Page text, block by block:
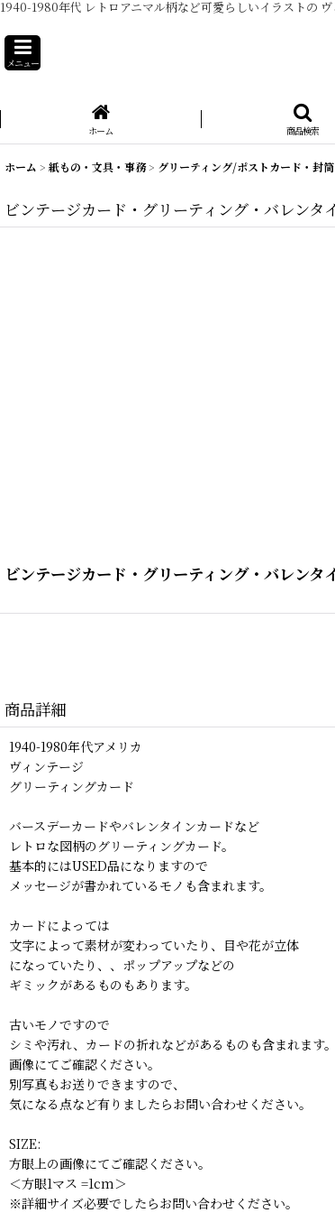
1940-1980年代 レトロアニマル柄など可愛らしいイラストの
メニュー
ホーム 商品検索
ホーム > 紙もの・文具・事務> グリーティング/ポストカード・封
ビンテージカード・グリーティング・バレンタ
ビンテージカード・グリーティング・バレンタ
商品詳細
1940-1980年代アメリカ
ヴィンテージ
グリーティングカード
バースデーカードやバレンタインカードなど
レトロな図柄のグリーティングカード。
基本的にはUSED品になりますので
メッセージが書かれているモノも含まれます。
カードによっては
文字によって素材が変わっていたり、目や花が立体
になっていたり、、ポップアップなどの
ギミックがあるものもあります。
古いモノですので
シミや汚れ、カードの折れなどがあるものも含まれます。
画像にてご確認ください。
別写真もお送りできますので、
気になる点など有りましたらお問い合わせください。
SIZE:
方眼上の画像にてご確認ください。
＜方眼1マス =1cm＞
※詳細サイズ必要でしたらお問い合わせください。